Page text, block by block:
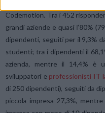
Codemotion. Tra i 452
grandi aziende e quasi l’80%
dipendenti, seguiti per il 9,3%
studenti; tra i dipendenti il
azienda, mentre il 14,4% è
sviluppatori e professionisti IT
di 250 dipendenti), seguiti da
piccola impresa 27,3%,